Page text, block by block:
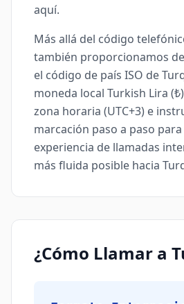
aquí.
Más allá del código
también proporcionamos
el código de país ISO de
moneda local Turkish Lira
zona horaria (UTC+3) e
marcación paso a paso
experiencia de llamadas
más fluida posible hacia
¿Cómo Llamar a